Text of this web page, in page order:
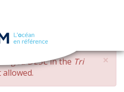
navigation
×
DESCin the Tri